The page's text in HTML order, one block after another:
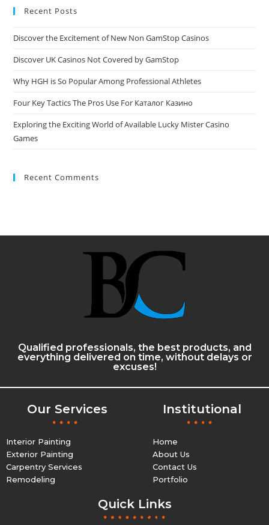
Recent Posts
Discover the Excitement of New Non GamStop Casinos
Discover UK Casinos Not Covered by GamStop
Why HGH is So Popular Among Professional Athletes
Four Key Tactics The Pros Use For Каталог Казино
Exploring the Exciting World of Available Lucky Mister Casino
Games
Recent Comments
Qualified professionals, the best products, and
everything delivered on time, without delays or
excuses!
Our Services
Interior Painting
Exterior Painting
Carpentry Services
Remodeling
Institutional
Home
About Us
Contact Us
Portfolio
Quick Links